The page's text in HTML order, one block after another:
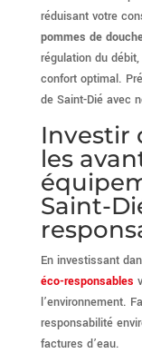
réduisant votre
pommes de
régulation du
confort optimal.
de Saint-Dié avec
Investir
les
Saint-
En investissant
éco-responsables
l’environnement.
responsabilité
factures d’eau.